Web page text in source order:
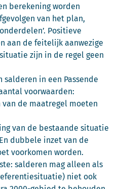
berekening worden
van het plan,
Positieve
aan de feitelijk aanwezige
zijn in de regel geen
in een Passende
voorwaarden:
de maatregel moeten
van de bestaande situatie
dubbele inzet van de
voorkomen worden.
salderen mag alleen als
niet ook